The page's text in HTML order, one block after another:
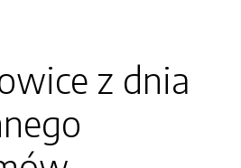
z dnia